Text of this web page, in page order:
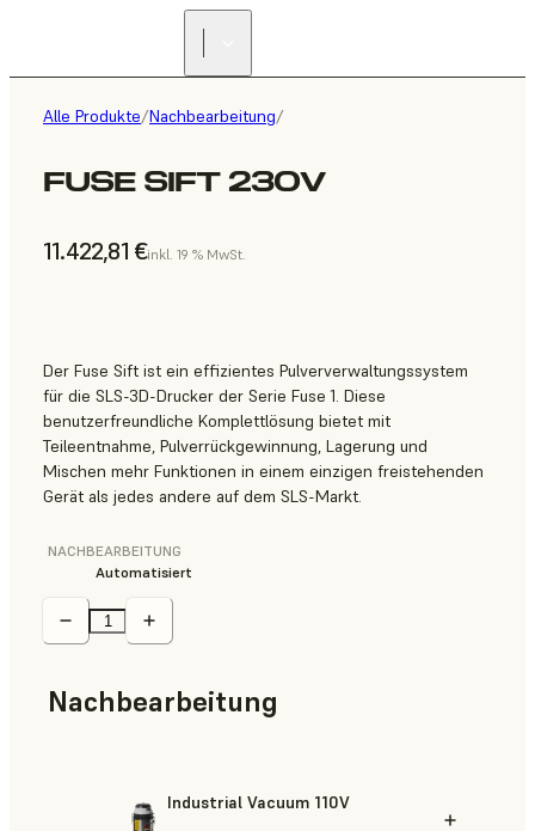
Alle Produkte/Nachbearbeitung/
FUSE SIFT 230V
11.422,81 €inkl. 19 % MwSt.
Der Fuse Sift ist ein effizientes Pulververwaltungssystem
für die SLS-3D-Drucker der Serie Fuse 1. Diese
benutzerfreundliche Komplettlösung bietet mit
Teileentnahme, Pulverrückgewinnung, Lagerung und
Mischen mehr Funktionen in einem einzigen freistehenden
Gerät als jedes andere auf dem SLS-Markt.
NACHBEARBEITUNG
Automatisiert
Nachbearbeitung
Industrial Vacuum 110V